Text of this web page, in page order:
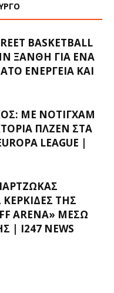
BASKETBALL
ΞΆΝΘΗ ΓΙΑ ΈΝΑ
ΕΝΈΡΓΕΙΑ ΚΑΙ
ΜΕ ΝΌΤΙΓΧΑΜ
ΠΛΖΕΝ ΣΤΑ Π
LEAGUE |
ΤΗΣ
ARENA» ΜΈΣΩ
| I247 NEWS